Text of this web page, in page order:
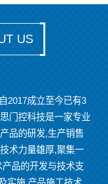
US
成立至今已有3
门控科技是一家专业
品的研发,生产销售
术力量雄厚,聚集一
品的开发与技术支